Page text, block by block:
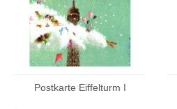
Postkarte Eiffelturm I